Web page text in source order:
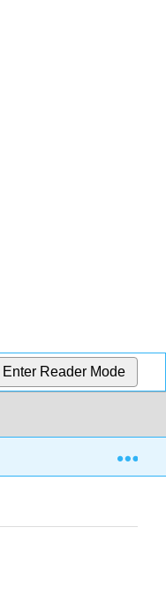
Enter Reader Mode
La mujer y el